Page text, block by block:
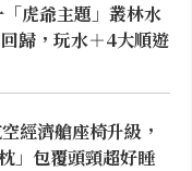
「虎爺主題」叢林水
歸，玩水＋4大順遊
經濟艙座椅升級，
」包覆頭頸超好睡